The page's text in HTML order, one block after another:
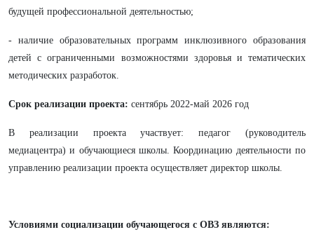
будущей профессиональной деятельностью;
- наличие образовательных программ инклюзивного образования
детей с ограниченными возможностями здоровья и тематических
методических разработок.
Срок реализации проекта: сентябрь 2022-май 2026 год
В реализации проекта участвует: педагог (руководитель
медиацентра) и обучающиеся школы. Координацию деятельности по
управлению реализации проекта осуществляет директор школы.
Условиями социализации обучающегося с ОВЗ являются: